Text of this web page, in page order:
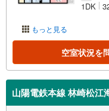
もっと見る
1DK
空室状況を
山陽電鉄本線 林崎松江